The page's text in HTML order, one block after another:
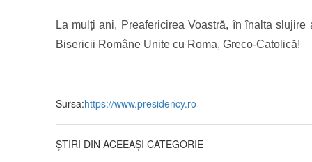
La mulți ani, Preafericirea Voastră, în înalta
Bisericii Române Unite cu Roma, Greco-Catolică!
Sursa:https://www.presidency.ro
ȘTIRI DIN ACEEAȘI CATEGORIE